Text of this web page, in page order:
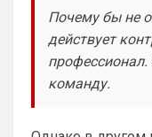
Почему бы не
действует
команду.
и продавать …не
и нужно, но мы
нагибать тоже )
Канонир• 20:29
Приезжайте к нам